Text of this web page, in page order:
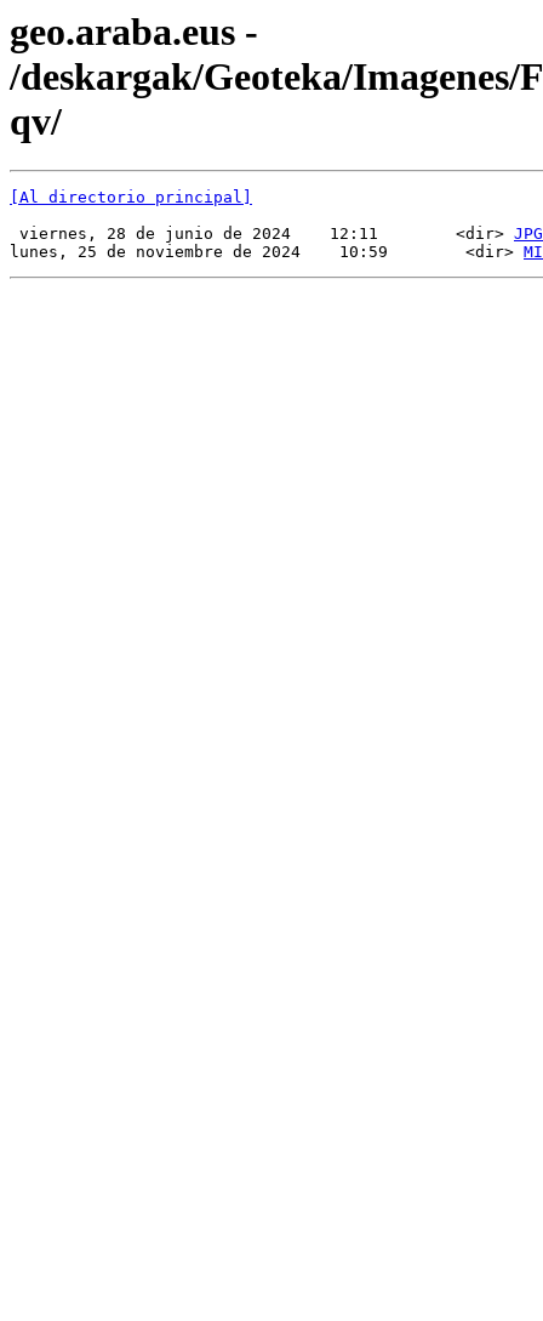
geo.araba.eus -
/deskargak/Geoteka/Imagenes/
qv/
[Al directorio principal]
viernes, 28 de junio de 2024    12:11        <dir> JPG
lunes, 25 de noviembre de 2024    10:59        <dir>